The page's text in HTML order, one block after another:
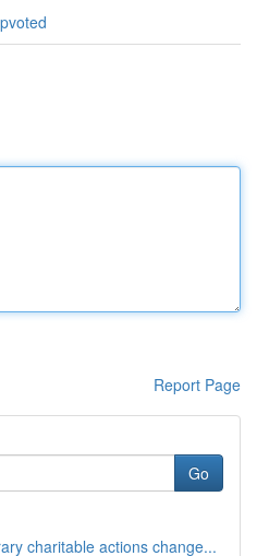
Report Page
Go
charitable actions change...